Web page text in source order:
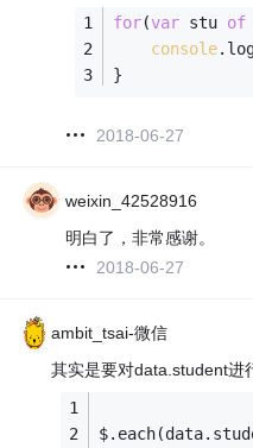
for(var stu of
console
}
2018-06-27
weixin_42528916
明白了，非常感谢。
2018-06-27
ambit_tsai-微信
其实是要对data.student进